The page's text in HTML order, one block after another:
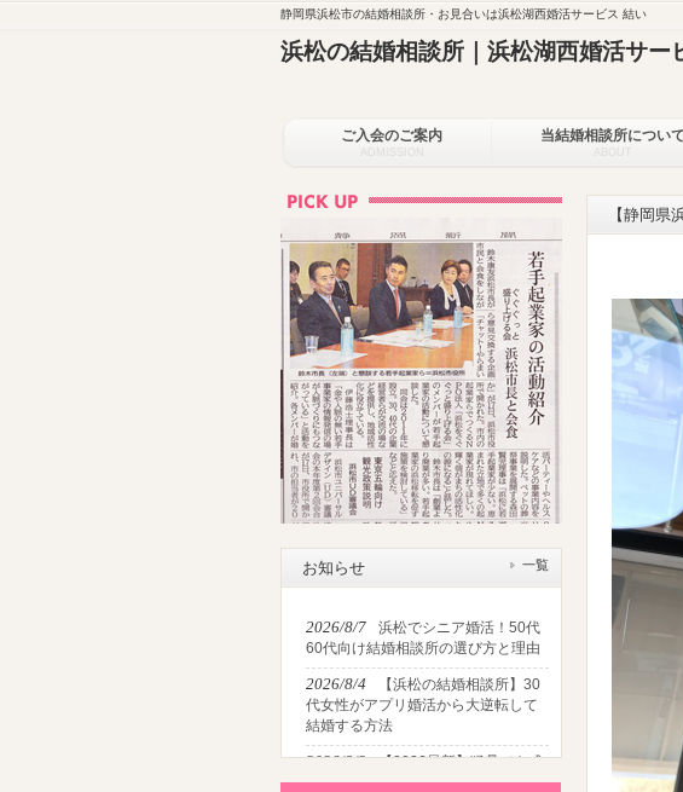
静岡県浜松市の結婚相談所・お見合いは浜松湖西婚活サービス 結い
浜松の結婚相談所｜浜松湖西婚活サー
ご入会のご案内 当結婚相談所について
【静岡県
お知らせ 一覧
2026/8/7
浜松でシニア婚活！50代
60代向け結婚相談所の選び方と理由
2026/8/4
【浜松の結婚相談所】30
代女性がアプリ婚活から大逆転して
結婚する方法
2026/8/2
【2026最新】猛暑でも成
婚！夏の婚活おすすめイベント＆涼